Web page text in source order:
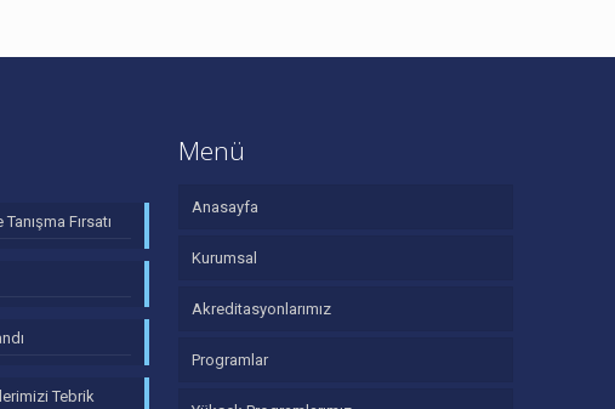
Fırsatı
Tebrik
Menü
Anasayfa
Kurumsal
Akreditasyonlarımız
Programlar